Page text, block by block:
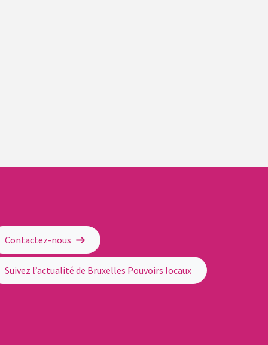
Contactez-nous
Suivez l’actualité de Bruxelles Pouvoirs locaux